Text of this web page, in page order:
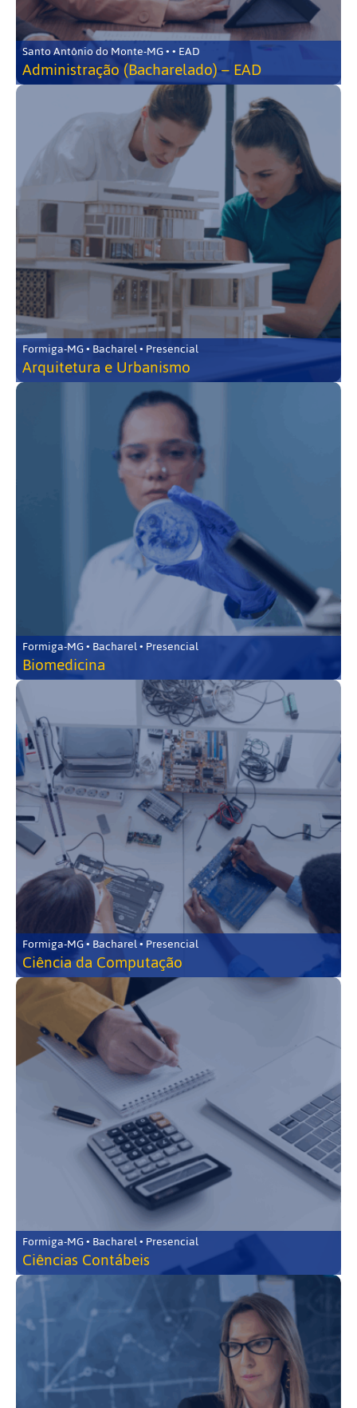
Santo Antônio do Monte-MG • • EAD
Administração (Bacharelado) – EAD
Formiga-MG • Bacharel • Presencial
Arquitetura e Urbanismo
Formiga-MG • Bacharel • Presencial
Biomedicina
Formiga-MG • Bacharel • Presencial
Ciência da Computação
Formiga-MG • Bacharel • Presencial
Ciências Contábeis